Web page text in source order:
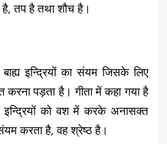
तप है तथा शौच है।
इन्द्रियों का संयम जिसके लिए
पड़ता है। गीता में कहा गया है
को वश में करके अनासक्त
करता है, वह श्रेष्ठ है।